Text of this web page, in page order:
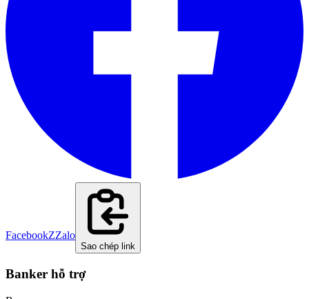
FacebookZZalo
Sao chép link
Banker hỗ trợ